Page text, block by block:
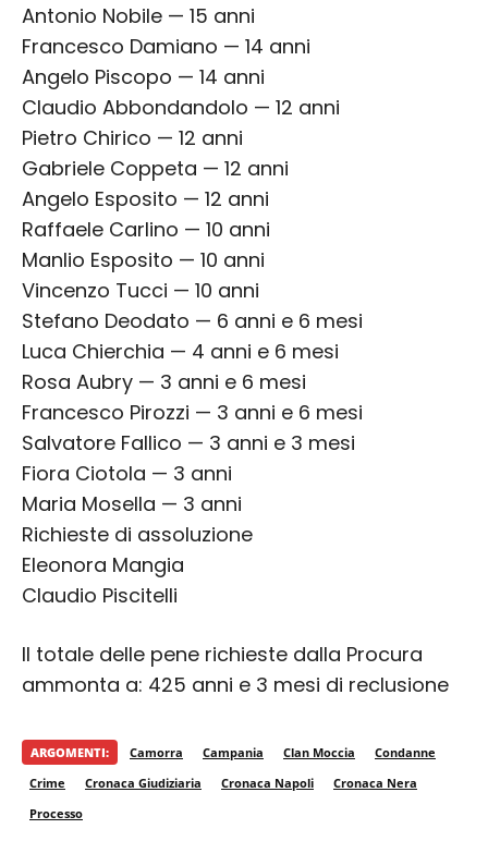
Antonio Nobile — 15 anni
Francesco Damiano — 14 anni
Angelo Piscopo — 14 anni
Claudio Abbondandolo — 12 anni
Pietro Chirico — 12 anni
Gabriele Coppeta — 12 anni
Angelo Esposito — 12 anni
Raffaele Carlino — 10 anni
Manlio Esposito — 10 anni
Vincenzo Tucci — 10 anni
Stefano Deodato — 6 anni e 6 mesi
Luca Chierchia — 4 anni e 6 mesi
Rosa Aubry — 3 anni e 6 mesi
Francesco Pirozzi — 3 anni e 6 mesi
Salvatore Fallico — 3 anni e 3 mesi
Fiora Ciotola — 3 anni
Maria Mosella — 3 anni
Richieste di assoluzione
Eleonora Mangia
Claudio Piscitelli
Il totale delle pene richieste dalla Procura
ammonta a: 425 anni e 3 mesi di reclusione
ARGOMENTI: Camorra Campania Clan Moccia
Condanne
Crime
Cronaca Giudiziaria Cronaca Napoli
Cronaca Nera
Processo